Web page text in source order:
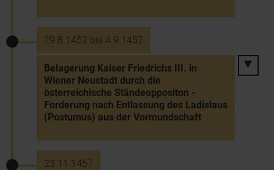
29.8.1452 bis 4.9.1452
Belagerung Kaiser Friedrichs III. in
Wiener Neustadt durch die
österreichische Ständeoppositon -
Forderung nach Entlassung des Ladislaus
(Postumus) aus der Vormundschaft
23.11.1457